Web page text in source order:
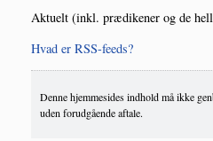
Aktu­elt (inkl. præ­di­ke­ner og de
Hvad er RSS-feeds?
Denne hjemmesides indhold må ikke
uden forudgående aftale.